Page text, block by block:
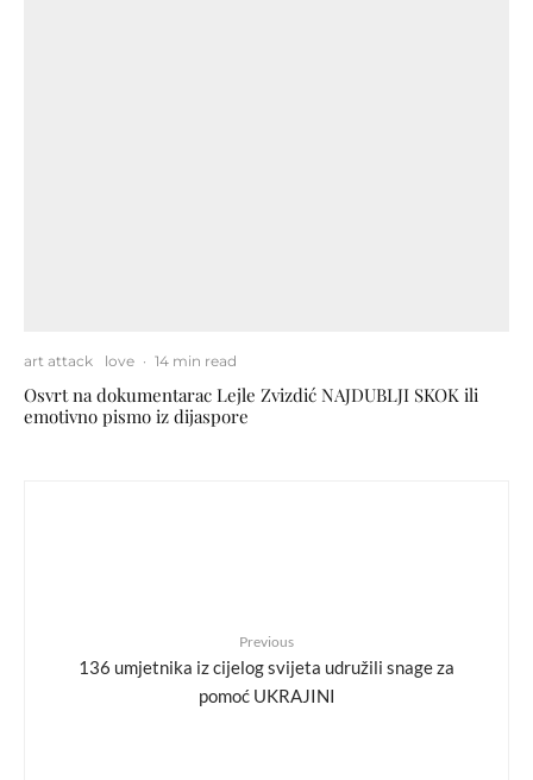
art attack love · 14 min read
Osvrt na dokumentarac Lejle Zvizdić NAJDUBLJI SKOK ili
emotivno pismo iz dijaspore
Previous
136 umjetnika iz cijelog svijeta udružili snage za
pomoć UKRAJINI